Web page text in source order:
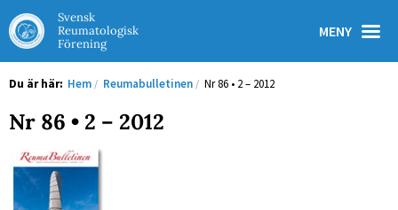
Svensk
Reumatologisk
Förening
MENY
Du är här: Hem / Reumabulletinen / Nr 86 • 2 – 2012
Nr 86 • 2 – 2012